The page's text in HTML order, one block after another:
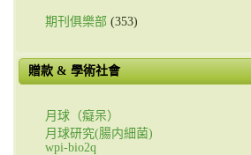
期刊俱樂部 (353)
贈款 & 學術社會
月球（癡呆）
月球研究(腸内細菌)
wpi-bio2q